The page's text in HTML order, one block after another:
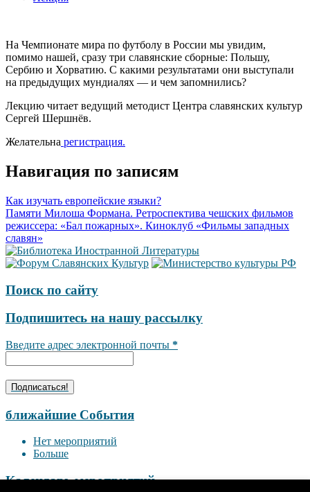
На Чемпионате мира по футболу в России мы увидим,
помимо нашей, сразу три славянские сборные: Польшу,
Сербию и Хорватию. С какими результатами они выступали
на предыдущих мундиалях — и чем запомнились?
Лекцию читает ведущий методист Центра славянских культур
Сергей Шершнёв.
Желательна регистрация.
Навигация по записям
Как изучать европейские языки?
Памяти Милоша Формана. Ретроспектива чешских фильмов
режиссера: «Бал пожарных». Киноклуб «Фильмы западных
славян»
Поиск по сайту
Подпишитесь на нашу рассылку
Введите адрес электронной почты *
ближайшие События
Нет мероприятий
Больше
Календарь мероприятий